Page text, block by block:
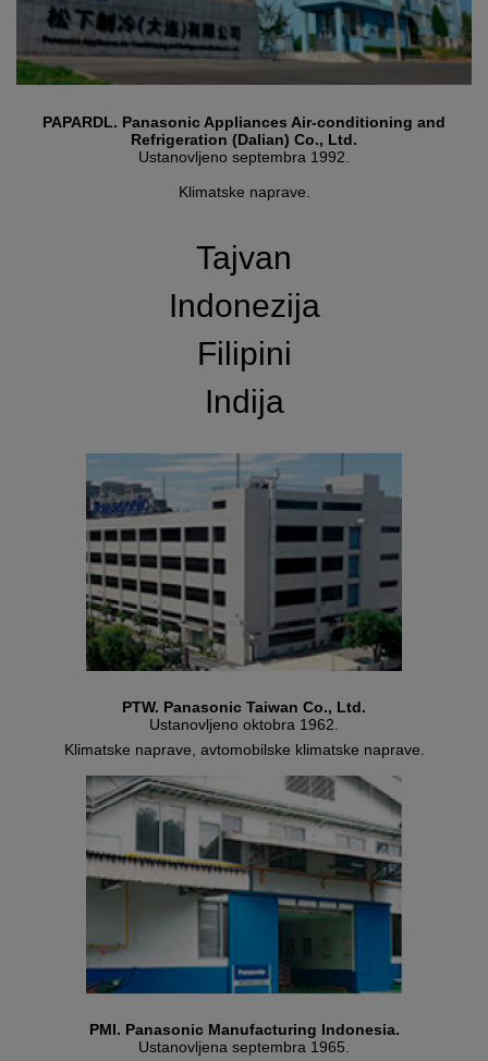
PAPARDL. Panasonic Appliances Air-conditioning and
Refrigeration (Dalian) Co., Ltd.
Ustanovljeno septembra 1992.
Klimatske naprave.
Tajvan
Indonezija
Filipini
Indija
PTW. Panasonic Taiwan Co., Ltd.
Ustanovljeno oktobra 1962.
Klimatske naprave, avtomobilske klimatske naprave.
PMI. Panasonic Manufacturing Indonesia.
Ustanovljena septembra 1965.